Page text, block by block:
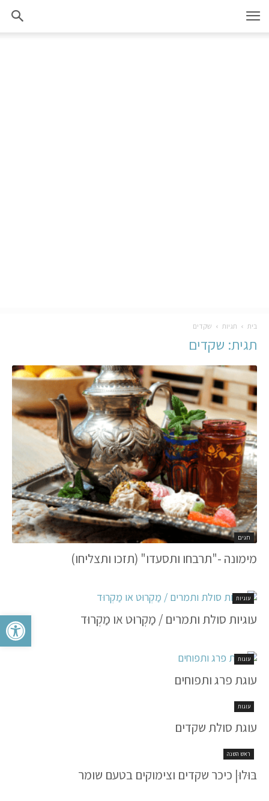
פתח
בית תגיות שקדים
תגית: שקדים
חגים
מימונה -"תרבחו ותסעדו" (תזכו ותצליחו)
עוגיות
עוגיות סולת ותמרים / מַקְרוּט או מַקְרוּד
עוגות
עוגת פרג ותפוחים
עוגות
עוגת סולת שקדים
ראש השנה
בּוּלוּ| כיכר שקדים וצימוקים בטעם שומר